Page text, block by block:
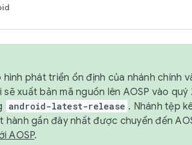
phát triển ổn định của nhánh chính
xuất bản mã nguồn lên AOSP vào
android-latest-release . Nhánh tệp
hành gần đây nhất được chuyển đến
AOSP.